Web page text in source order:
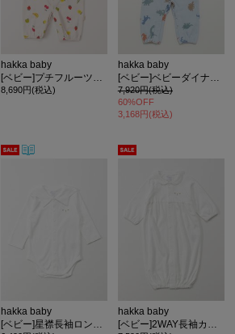
hakka baby
[ベビー]プチフルーツプリントカバーオール
8,690円(税込)
hakka baby
[ベビー]ベビーダイナソープリントミニ裏毛カバーオール
7,920円(税込)
60%OFF
3,168円(税込)
hakka baby
[ベビー]星襟長袖ロンパース
hakka baby
[ベビー]2WAY長袖カバーオール